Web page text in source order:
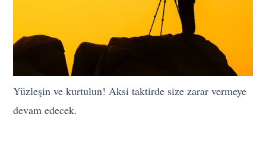
Yüzleşin ve kurtulun! Aksi taktirde size zarar vermeye
devam edecek.